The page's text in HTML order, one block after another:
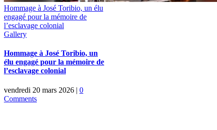
Hommage à José Toribio, un élu
engagé pour la mémoire de
l’esclavage colonial
Gallery
Hommage à José Toribio, un
élu engagé pour la mémoire de
l’esclavage colonial
vendredi 20 mars 2026 | 0
Comments